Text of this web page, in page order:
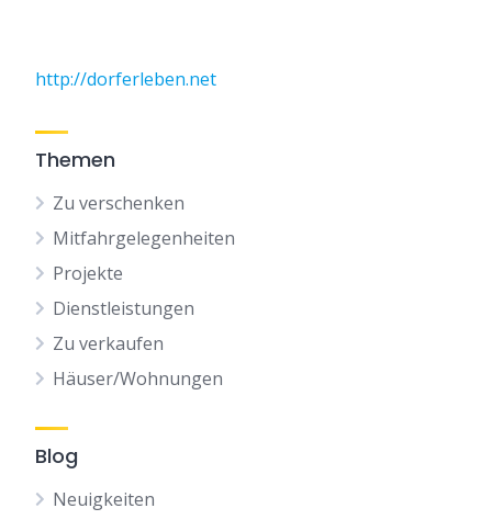
http://dorferleben.net
Themen
Zu verschenken
Mitfahrgelegenheiten
Projekte
Dienstleistungen
Zu verkaufen
Häuser/Wohnungen
Blog
Neuigkeiten